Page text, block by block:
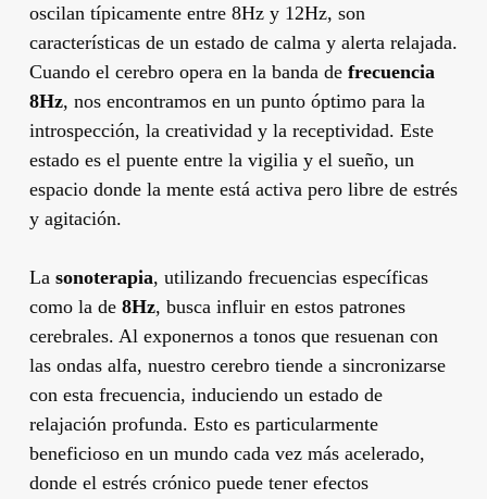
oscilan típicamente entre 8Hz y 12Hz, son
características de un estado de calma y alerta relajada.
Cuando el cerebro opera en la banda de frecuencia
8Hz, nos encontramos en un punto óptimo para la
introspección, la creatividad y la receptividad. Este
estado es el puente entre la vigilia y el sueño, un
espacio donde la mente está activa pero libre de estrés
y agitación.
La sonoterapia, utilizando frecuencias específicas
como la de 8Hz, busca influir en estos patrones
cerebrales. Al exponernos a tonos que resuenan con
las ondas alfa, nuestro cerebro tiende a sincronizarse
con esta frecuencia, induciendo un estado de
relajación profunda. Esto es particularmente
beneficioso en un mundo cada vez más acelerado,
donde el estrés crónico puede tener efectos